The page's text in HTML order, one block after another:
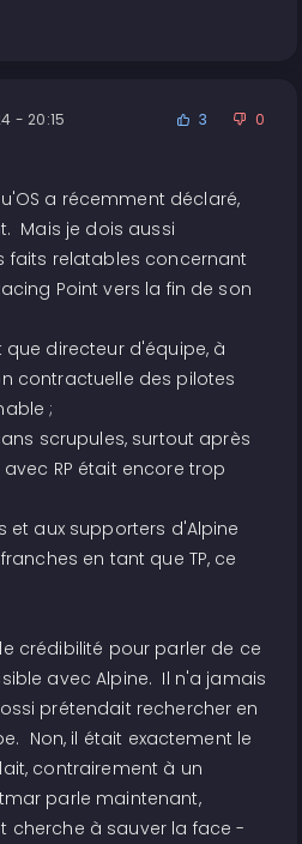
- 20:15 3 0
a récemment déclaré,
Mais je dois aussi
faits relatables concernant
Point vers la fin de son
directeur d'équipe, à
contractuelle des pilotes
;
scrupules, surtout après
RP était encore trop
et aux supporters d'Alpine
en tant que TP, ce
crédibilité pour parler de ce
avec Alpine. Il n'a jamais
prétendait rechercher en
Non, il était exactement le
contrairement à un
parle maintenant,
cherche à sauver la face -